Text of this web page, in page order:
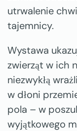
utrwalenie
tajemnicy.
Wystawa
zwierząt w ich
niezwykłą
w dłoni
pola – w
wyjątkowego